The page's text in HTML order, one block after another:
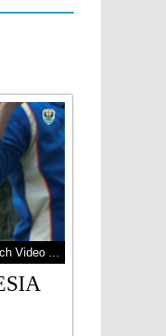
Video ...